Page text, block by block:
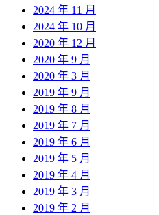
2024 年 11 月
2024 年 10 月
2020 年 12 月
2020 年 9 月
2020 年 3 月
2019 年 9 月
2019 年 8 月
2019 年 7 月
2019 年 6 月
2019 年 5 月
2019 年 4 月
2019 年 3 月
2019 年 2 月